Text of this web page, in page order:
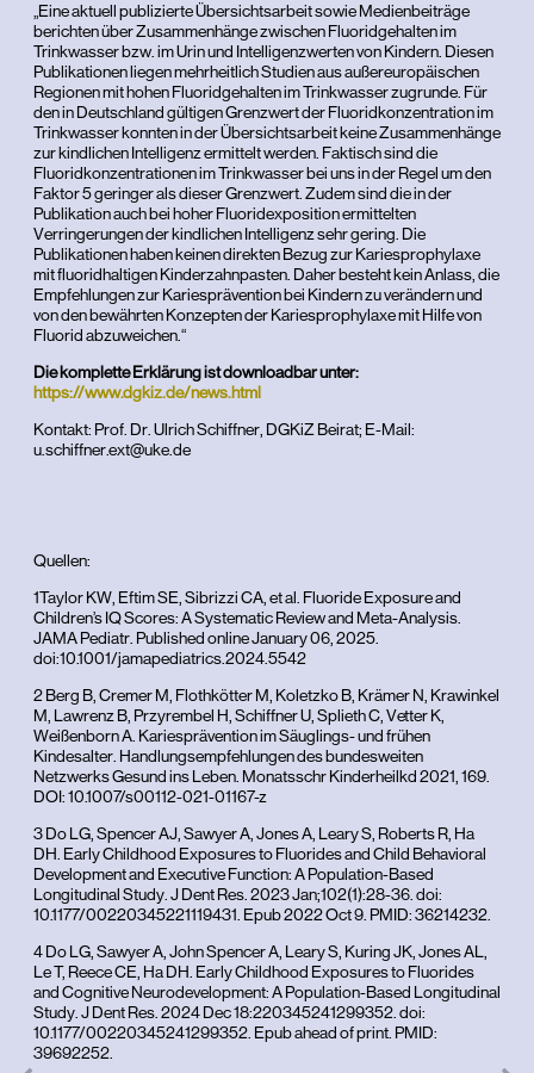
„Eine aktuell publizierte Übersichtsarbeit sowie Medienbeiträge
berichten über Zusammenhänge zwischen Fluoridgehalten im
Trinkwasser bzw. im Urin und Intelligenzwerten von Kindern. Diesen
Publikationen liegen mehrheitlich Studien aus außereuropäischen
Regionen mit hohen Fluoridgehalten im Trinkwasser zugrunde. Für
den in Deutschland gültigen Grenzwert der Fluoridkonzentration im
Trinkwasser konnten in der Übersichtsarbeit keine Zusammenhänge
zur kindlichen Intelligenz ermittelt werden. Faktisch sind die
Fluoridkonzentrationen im Trinkwasser bei uns in der Regel um den
Faktor 5 geringer als dieser Grenzwert. Zudem sind die in der
Publikation auch bei hoher Fluoridexposition ermittelten
Verringerungen der kindlichen Intelligenz sehr gering. Die
Publikationen haben keinen direkten Bezug zur Kariesprophylaxe
mit fluoridhaltigen Kinderzahnpasten. Daher besteht kein Anlass, die
Empfehlungen zur Kariesprävention bei Kindern zu verändern und
von den bewährten Konzepten der Kariesprophylaxe mit Hilfe von
Fluorid abzuweichen.“
Die komplette Erklärung ist downloadbar unter:
https://www.dgkiz.de/news.html
Kontakt: Prof. Dr. Ulrich Schiffner, DGKiZ Beirat; E-Mail:
u.schiffner.ext@uke.de
Quellen:
1Taylor KW, Eftim SE, Sibrizzi CA, et al. Fluoride Exposure and
Children’s IQ Scores: A Systematic Review and Meta-Analysis.
JAMA Pediatr. Published online January 06, 2025.
doi:10.1001/jamapediatrics.2024.5542
2 Berg B, Cremer M, Flothkötter M, Koletzko B, Krämer N, Krawinkel
M, Lawrenz B, Przyrembel H, Schiffner U, Splieth C, Vetter K,
Weißenborn A. Kariesprävention im Säuglings- und frühen
Kindesalter. Handlungsempfehlungen des bundesweiten
Netzwerks Gesund ins Leben. Monatsschr Kinderheilkd 2021, 169.
DOI: 10.1007/s00112-021-01167-z
3 Do LG, Spencer AJ, Sawyer A, Jones A, Leary S, Roberts R, Ha
DH. Early Childhood Exposures to Fluorides and Child Behavioral
Development and Executive Function: A Population-Based
Longitudinal Study. J Dent Res. 2023 Jan;102(1):28-36. doi:
10.1177/00220345221119431. Epub 2022 Oct 9. PMID: 36214232.
4 Do LG, Sawyer A, John Spencer A, Leary S, Kuring JK, Jones AL,
Le T, Reece CE, Ha DH. Early Childhood Exposures to Fluorides
and Cognitive Neurodevelopment: A Population-Based Longitudinal
Study. J Dent Res. 2024 Dec 18:220345241299352. doi:
10.1177/00220345241299352. Epub ahead of print. PMID:
39692252.